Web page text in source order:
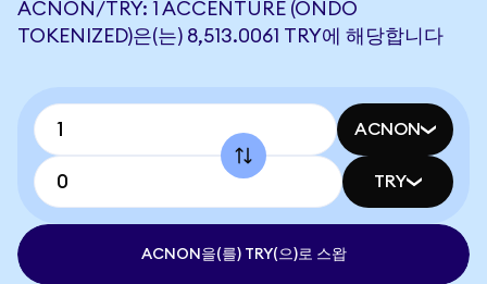
ACNON/TRY: 1 ACCENTURE (ONDO
TOKENIZED)은(는) 8,513.0061 TRY에 해당합니다
ACNON
TRY
ACNON을(를) TRY(으)로 스왑